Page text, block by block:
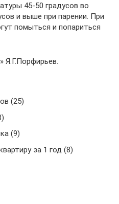
45-50 градусов во
и выше при парении. При
помыться и попариться
Я.Г.Порфирьев.
(25)
(9)
за 1 год (8)